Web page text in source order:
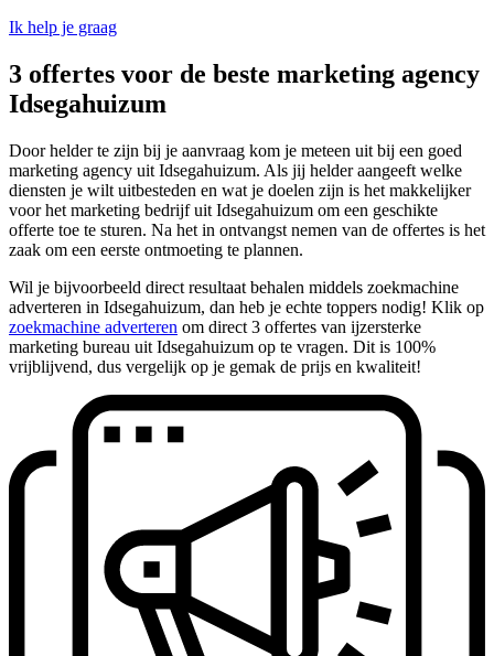
Ik help je graag
3 offertes voor de beste marketing agency
Idsegahuizum
Door helder te zijn bij je aanvraag kom je meteen uit bij een goed
marketing agency uit Idsegahuizum. Als jij helder aangeeft welke
diensten je wilt uitbesteden en wat je doelen zijn is het makkelijker
voor het marketing bedrijf uit Idsegahuizum om een geschikte
offerte toe te sturen. Na het in ontvangst nemen van de offertes is het
zaak om een eerste ontmoeting te plannen.
Wil je bijvoorbeeld direct resultaat behalen middels zoekmachine
adverteren in Idsegahuizum, dan heb je echte toppers nodig! Klik op
zoekmachine adverteren om direct 3 offertes van ijzersterke
marketing bureau uit Idsegahuizum op te vragen. Dit is 100%
vrijblijvend, dus vergelijk op je gemak de prijs en kwaliteit!